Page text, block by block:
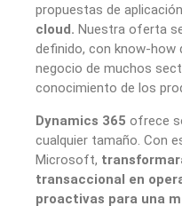
propuestas de
cloud. Nuestra oferta
definido, con know-how
negocio de muchos
conocimiento de los
Dynamics 365 ofrece
cualquier tamaño. Con
Microsoft,
transaccional en
proactivas para una